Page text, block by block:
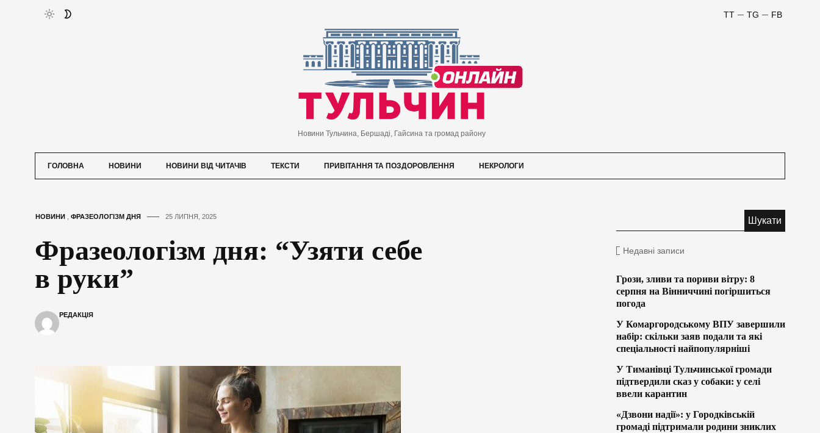
FB
TG
TT
Новини Тульчина, Бершаді, Гайсина та громад району
ГОЛОВНА НОВИНИ НОВИНИ ВІД ЧИТАЧІВ ТЕКСТИ ПРИВІТАННЯ ТА ПОЗДОРОВЛЕННЯ НЕКРОЛОГИ
НОВИНИ ФРАЗЕОЛОГІЗМ ДНЯ 25 ЛИПНЯ, 2025
Фразеологізм дня: “Узяти себе
в руки”
РЕДАКЦІЯ
Недавні записи
Грози, зливи та пориви вітру: 8
серпня на Вінниччині погіршиться
погода
У Комаргородському ВПУ завершили
набір: скільки заяв подали та які
спеціальності найпопулярніші
У Тиманівці Тульчинської громади
підтвердили сказ у собаки: у селі
ввели карантин
«Дзвони надії»: у Городківській
громаді підтримали родини зниклих